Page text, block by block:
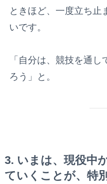
ときほど、一度立ち止
いです。
「自分は、競技を通
ろう」と。
3. いまは、現役中
ていくことが、特